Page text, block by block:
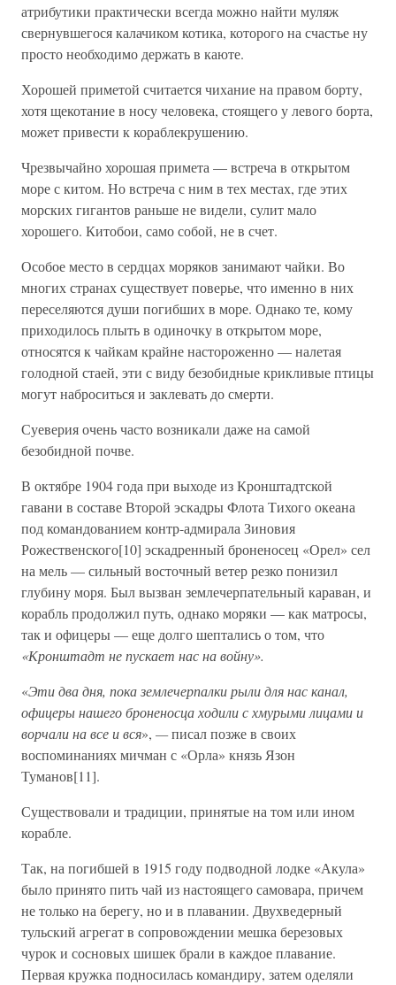
атрибутики практически всегда можно найти муляж
свернувшегося калачиком котика, которого на счастье ну
просто необходимо держать в каюте.
Хорошей приметой считается чихание на правом борту,
хотя щекотание в носу человека, стоящего у левого борта,
может привести к кораблекрушению.
Чрезвычайно хорошая примета — встреча в открытом
море с китом. Но встреча с ним в тех местах, где этих
морских гигантов раньше не видели, сулит мало
хорошего. Китобои, само собой, не в счет.
Особое место в сердцах моряков занимают чайки. Во
многих странах существует поверье, что именно в них
переселяются души погибших в море. Однако те, кому
приходилось плыть в одиночку в открытом море,
относятся к чайкам крайне настороженно — налетая
голодной стаей, эти с виду безобидные крикливые птицы
могут наброситься и заклевать до смерти.
Суеверия очень часто возникали даже на самой
безобидной почве.
В октябре 1904 года при выходе из Кронштадтской
гавани в составе Второй эскадры Флота Тихого океана
под командованием контр-адмирала Зиновия
Рожественского[10] эскадренный броненосец «Орел» сел
на мель — сильный восточный ветер резко понизил
глубину моря. Был вызван землечерпательный караван, и
корабль продолжил путь, однако моряки — как матросы,
так и офицеры — еще долго шептались о том, что
«Кронштадт не пускает нас на войну».
«Эти два дня, пока землечерпалки рыли для нас канал,
офицеры нашего броненосца ходили с хмурыми лицами и
ворчали на все и вся», —писал позже в своих
воспоминаниях мичман с «Орла» князь Язон
Туманов[11].
Существовали и традиции, принятые на том или ином
корабле.
Так, на погибшей в 1915 году подводной лодке «Акула»
было принято пить чай из настоящего самовара, причем
не только на берегу, но и в плавании. Двухведерный
тульский агрегат в сопровождении мешка березовых
чурок и сосновых шишек брали в каждое плавание.
Первая кружка подносилась командиру, затем оделяли